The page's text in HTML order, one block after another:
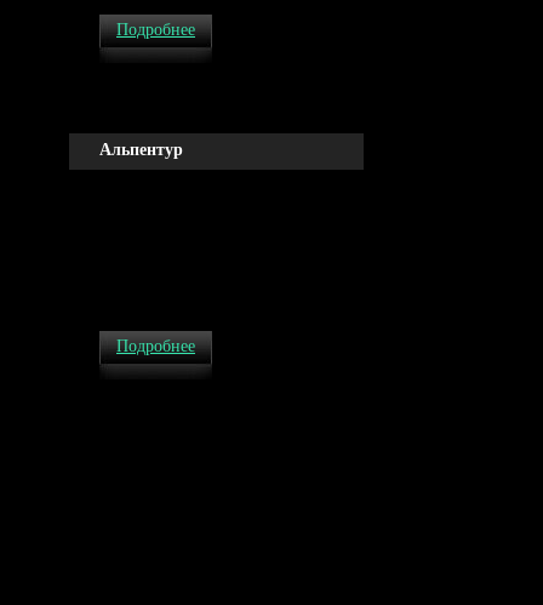
Подробнее
Альпентур
Подробнее